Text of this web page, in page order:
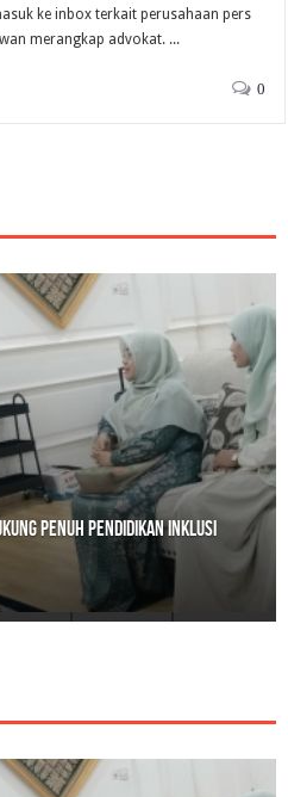
ke inbox terkait perusahaan pers
merangkap advokat. ...
0
Esok: Langkah Kecil Tanah